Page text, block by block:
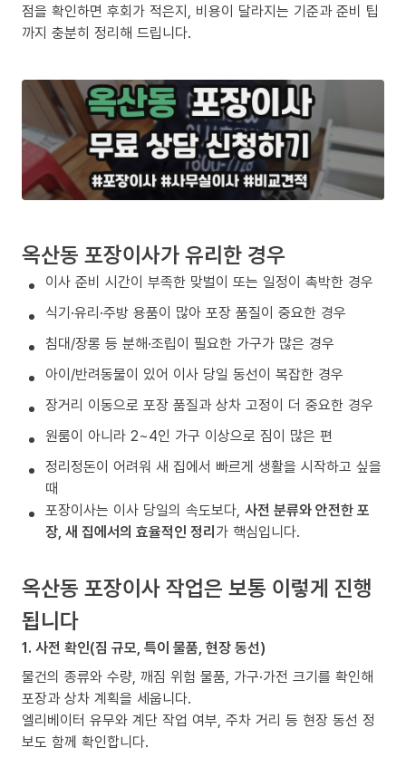
점을 확인하면 후회가 적은지, 비용이 달라지는 기준과 준비 팁
까지 충분히 정리해 드립니다.
옥산동 포장이사가 유리한 경우
이사 준비 시간이 부족한 맞벌이 또는 일정이 촉박한 경우
식기·유리·주방 용품이 많아 포장 품질이 중요한 경우
침대/장롱 등 분해·조립이 필요한 가구가 많은 경우
아이/반려동물이 있어 이사 당일 동선이 복잡한 경우
장거리 이동으로 포장 품질과 상차 고정이 더 중요한 경우
원룸이 아니라 2~4인 가구 이상으로 짐이 많은 편
정리정돈이 어려워 새 집에서 빠르게 생활을 시작하고 싶을
때
포장이사는 이사 당일의 속도보다, 사전 분류와 안전한 포
장, 새 집에서의 효율적인 정리가 핵심입니다.
옥산동 포장이사 작업은 보통 이렇게 진행
됩니다
1. 사전 확인(짐 규모, 특이 물품, 현장 동선)
물건의 종류와 수량, 깨짐 위험 물품, 가구·가전 크기를 확인해
포장과 상차 계획을 세웁니다.
엘리베이터 유무와 계단 작업 여부, 주차 거리 등 현장 동선 정
보도 함께 확인합니다.